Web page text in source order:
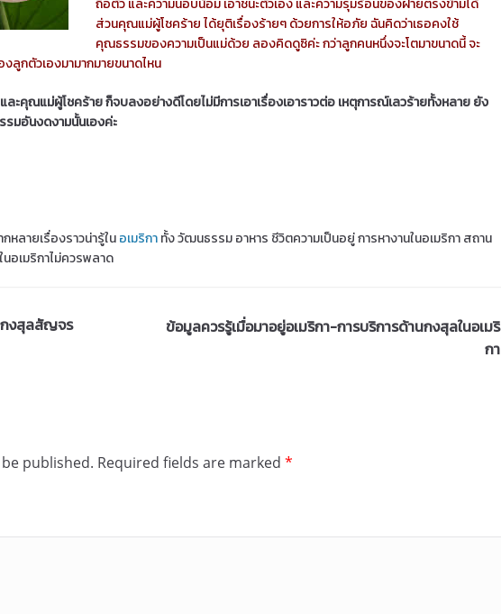
ถือตัว และความนอบน้อม เอาชนะตัวเอง และความรุ่มร้อนของฝ่ายตรงข้ามได้
ส่วนคุณแม่ผู้โชคร้าย ได้ยุติเรื่องร้ายๆ ด้วยการให้อภัย ฉันคิดว่าเธอคงใช้
คุณธรรมของความเป็นแม่ด้วย ลองคิดดูซิค่ะ กว่าลูกคนหนึ่งจะโตมาขนาดนี้ จะ
ลูกตัวเองมามากมายขนาดไหน
ะคุณแม่ผู้โชคร้าย ก็จบลงอย่างดีโดยไม่มีการเอาเรื่องเอาราวต่อ เหตุการณ์เลวร้ายทั้งหลาย ยัง
มอันงดงามนั้นเองค่ะ
หลายเรื่องราวน่ารู้ในอเมริกาทั้ง วัฒนธรรม อาหาร ชีวิตความเป็นอยู่ การหางานในอเมริกา สถาน
อเมริกาไม่ควรพลาด
กงสุลสัญจร
ข้อมูลควรรู้เมื่อมาอยู่อเมริกา-การบริการด้านกงสุลในอเมริ
กา
published. Required fields are marked *